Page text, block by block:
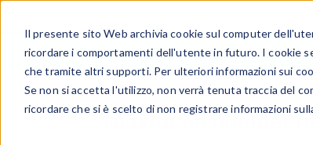
Il presente sito Web archivia cookie sul computer
ricordare i comportamenti dell'utente in futuro. I cookie
che tramite altri supporti. Per ulteriori informazioni sui
Se non si accetta l'utilizzo, non verrà tenuta traccia del
ricordare che si è scelto di non registrare informazioni
PRODOTTI
Maximum number